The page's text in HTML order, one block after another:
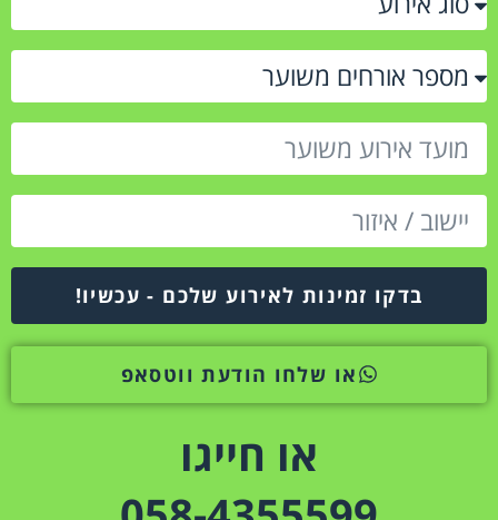
בדקו זמינות לאירוע שלכם - עכשיו!
או שלחו הודעת ווטסאפ
או חייגו